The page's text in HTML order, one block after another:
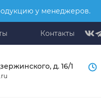
у менеджеров.
Контакты
д. 16/1